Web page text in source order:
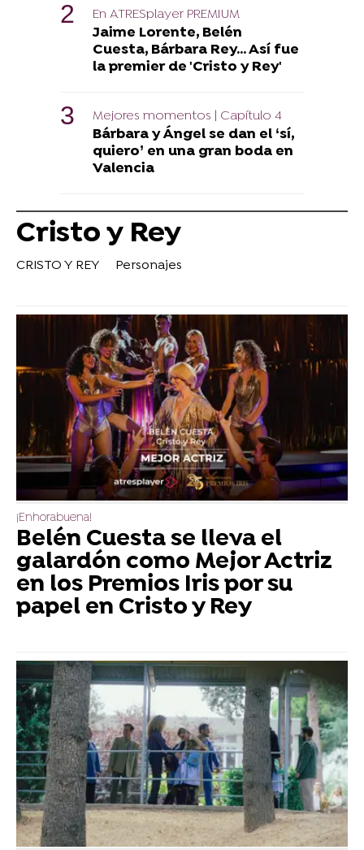
En ATRESplayer PREMIUM
Jaime Lorente, Belén
Cuesta, Bárbara Rey... Así fue
la premier de 'Cristo y Rey'
Mejores momentos | Capítulo 4
Bárbara y Ángel se dan el ‘sí,
quiero’ en una gran boda en
Valencia
Cristo y Rey
CRISTO Y REY Personajes
¡Enhorabuena!
Belén Cuesta se lleva el
galardón como Mejor Actriz
en los Premios Iris por su
papel en Cristo y Rey